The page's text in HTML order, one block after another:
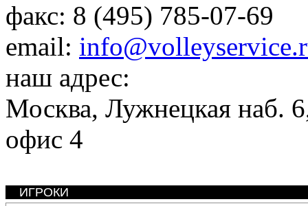
факс: 8 (495) 785-07-69
email:
наш адрес:
Москва, Лужнецкая наб.
офис 4
ИГРОКИ